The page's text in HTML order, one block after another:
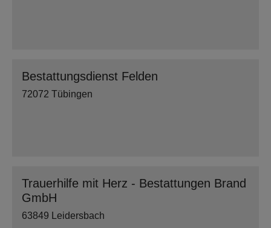
Bestattungsdienst Felden
72072 Tübingen
Trauerhilfe mit Herz - Bestattungen Brand
GmbH
63849 Leidersbach